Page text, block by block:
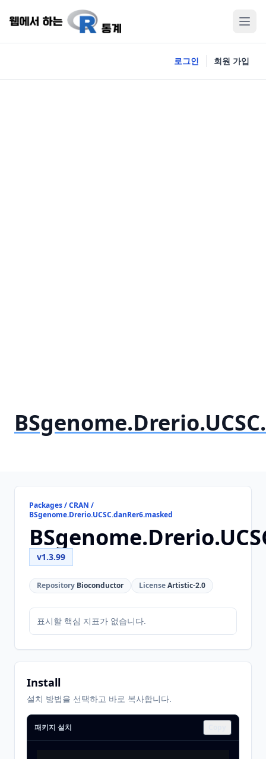
로그인 회원 가입
Packages / CRAN /
BSgenome.Drerio.UCSC.danRer6.masked
v1.3.99
Repository Bioconductor LicenseArtistic-2.0
표시할 핵심 지표가 없습니다.
Install
설치 방법을 선택하고 바로 복사합니다.
패키지 설치